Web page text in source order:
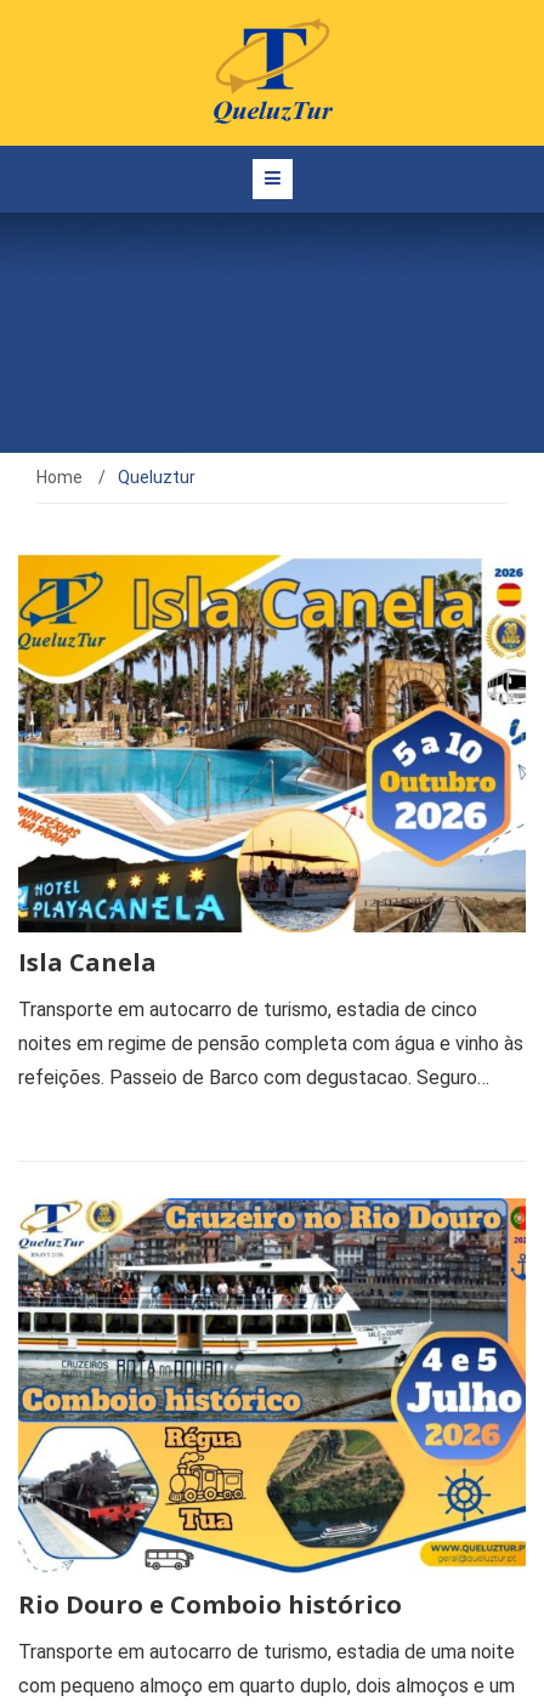
Home / Queluztur
Isla Canela
Transporte em autocarro de turismo, estadia de cinco
noites em regime de pensão completa com água e vinho às
refeições. Passeio de Barco com degustacao. Seguro…
Rio Douro e Comboio histórico
Transporte em autocarro de turismo, estadia de uma noite
com pequeno almoço em quarto duplo, dois almoços e um